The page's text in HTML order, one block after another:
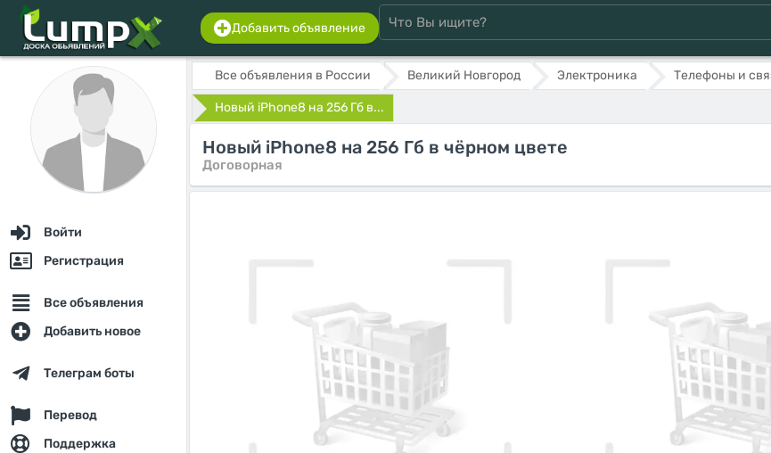
Добавить объявление
Войти
Регистрация
Все объявления
Добавить новое
Телеграм боты
Перевод
Поддержка
Все объявления в России Великий Новгород Электроника Телефоны и
Новый iPhone8 на 256 Гб в...
Новый iPhone8 на 256 Гб в чёрном цвете
Договорная